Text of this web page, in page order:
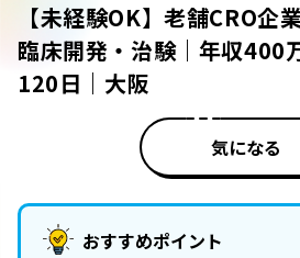
【未経験OK】老舗CRO企
臨床開発・治験｜年収400
120日｜大阪
気になる
おすすめポイント